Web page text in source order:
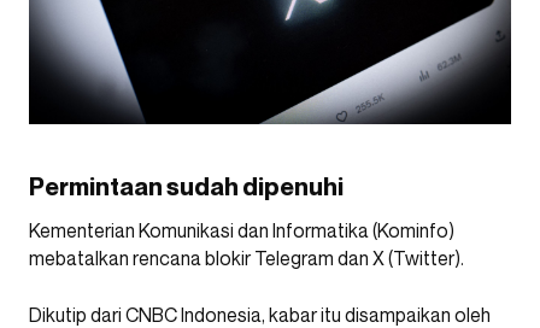
Permintaan sudah dipenuhi
Kementerian Komunikasi dan Informatika (Kominfo)
mebatalkan rencana blokir Telegram dan X (Twitter).
Dikutip dari CNBC Indonesia, kabar itu disampaikan oleh